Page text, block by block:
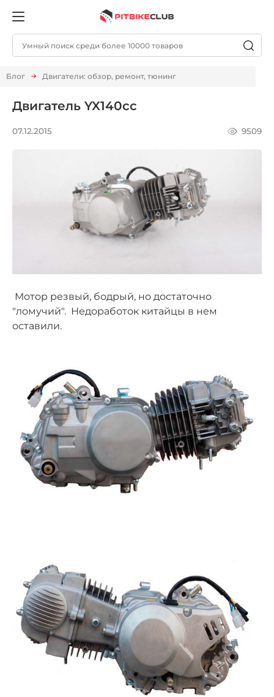
Блог Двигатели: обзор, ремонт, тюнинг
Двигатель YX140cc
07.12.2015 9509
Мотор резвый, бодрый, но достаточно
"ломучий". Недоработок китайцы в нем
оставили.